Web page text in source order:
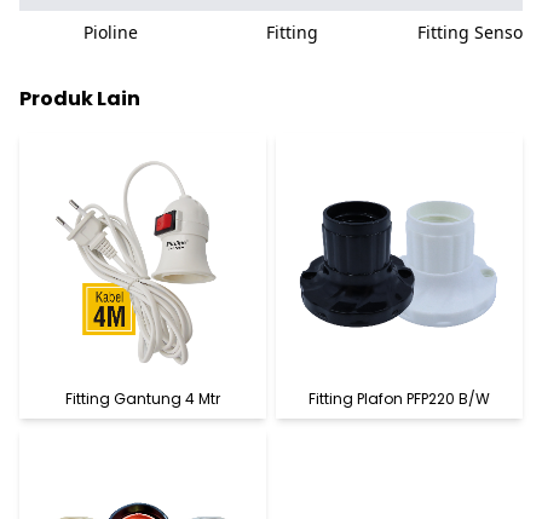
Pioline
Fitting Fitting Sensor
Produk Lain
Fitting Gantung 4 Mtr Fitting Plafon PFP220 B/W